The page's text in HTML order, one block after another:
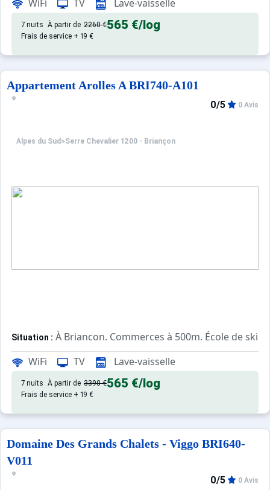
WiFi TV Lave-vaisselle
7 nuits À partir de 2260 €565 €/log
Frais de service + 19 €
Appartement Arolles A BRI740-A101
Alpes du Sud >Serre Chevalier 1200 - Briançon
0/5 0 Avis
Situation : À Briancon. Commerces à 500m. École de ski
Appartement de particulier :Confortable et tout équipé.
WiFi TV Lave-vaisselle
7 nuits À partir de 3390 €565 €/log
Frais de service + 19 €
Domaine Des Grands Chalets - Viggo BRI640-
V011
0/5 0 Avis